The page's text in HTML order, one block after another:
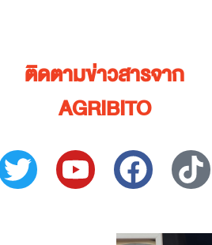
ติดตามข่าวสารจาก
AGRIBITO